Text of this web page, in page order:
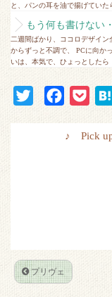
と、パンの耳を油で揚げていた
もう何も書けない
二週間ばかり、ココロデザイ
からずっと不調で、 PCに向か
いは、本気で、ひょっとしたら
c
c
♪ Pick
プリヴェ